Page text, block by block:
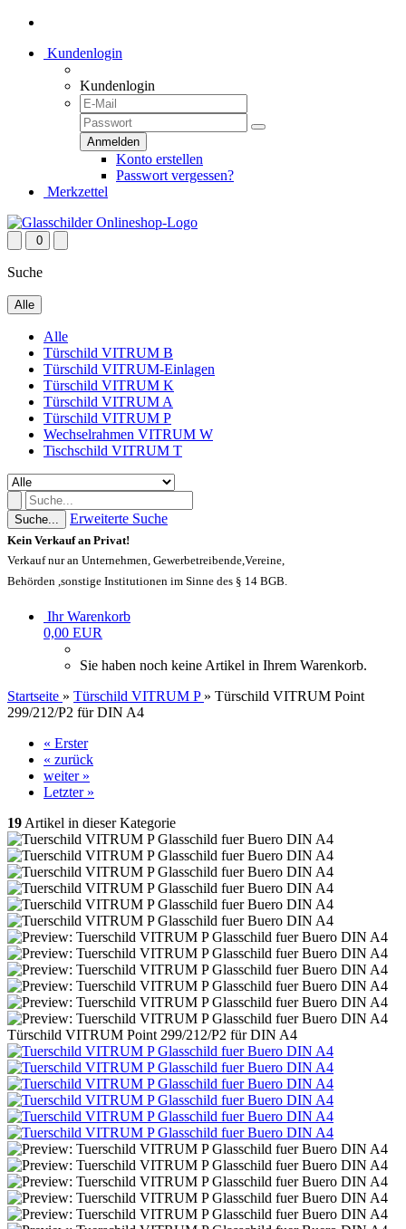
Kundenlogin
Kundenlogin
Konto erstellen
Passwort vergessen?
Merkzettel
0
Suche
Alle
Alle
Türschild VITRUM B
Türschild VITRUM-Einlagen
Türschild VITRUM K
Türschild VITRUM A
Türschild VITRUM P
Wechselrahmen VITRUM W
Tischschild VITRUM T
Suche... Erweiterte Suche
Kein Verkauf an Privat!
Verkauf nur an Unternehmen, Gewerbetreibende,Vereine,
Behörden ,sonstige Institutionen im Sinne des § 14 BGB.
Ihr Warenkorb
0,00 EUR
Sie haben noch keine Artikel in Ihrem Warenkorb.
Startseite » Türschild VITRUM P » Türschild VITRUM Point
299/212/P2 für DIN A4
« Erster
« zurück
weiter »
Letzter »
19 Artikel in dieser Kategorie
Türschild VITRUM Point 299/212/P2 für DIN A4